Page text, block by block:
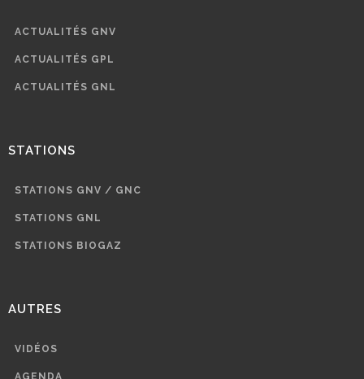
ACTUALITÉS GNV
ACTUALITÉS GPL
ACTUALITÉS GNL
STATIONS
STATIONS GNV / GNC
STATIONS GNL
STATIONS BIOGAZ
AUTRES
VIDÉOS
AGENDA